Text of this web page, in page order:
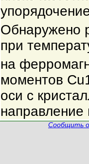
Обнаружено
при
на
моментов
оси c
направление
Сообщить о